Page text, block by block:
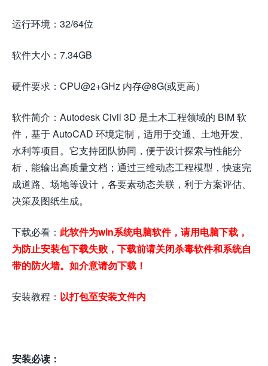
运行环境：32/64位
软件大小：7.34GB
硬件要求：CPU@2+GHz 内存@8G(或更高）
软件简介：Autodesk Civil 3D 是土木工程领域的 BIM 软
件，基于 AutoCAD 环境定制，适用于交通、土地开发、
水利等项目。它支持团队协同，便于设计探索与性能分
析，能输出高质量文档；通过三维动态工程模型，快速完
成道路、场地等设计，各要素动态关联，利于方案评估、
决策及图纸生成。
下载必看： 此软件为win系统电脑软件，请用电脑下载，
为防止安装包下载失败，下载前请关闭杀毒软件和系统自
带的防火墙。如介意请勿下载！
安装教程： 以打包至安装文件内
安装必读：